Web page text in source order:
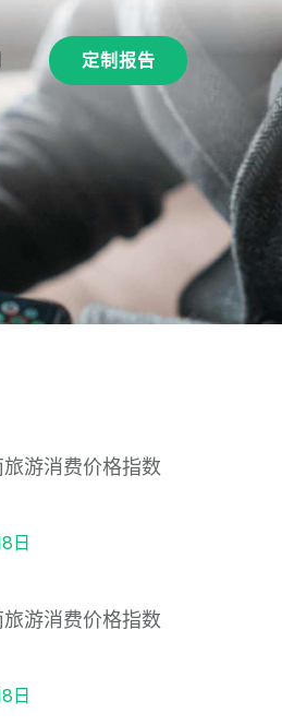
定制报告
游消费价格指数
日
游消费价格指数
日